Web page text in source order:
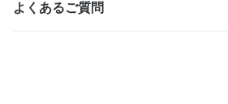
よくあるご質問